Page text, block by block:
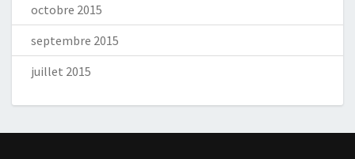
octobre 2015
septembre 2015
juillet 2015